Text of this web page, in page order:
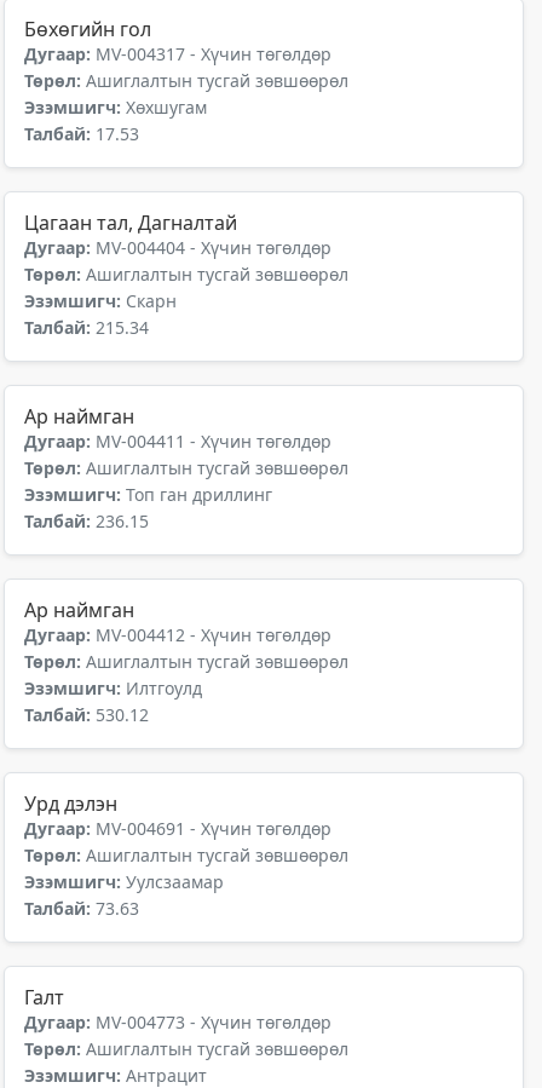
Бөхөгийн гол
Дугаар: MV-004317 - Хүчин төгөлдөр
Төрөл: Ашиглалтын тусгай зөвшөөрөл
Эзэмшигч: Хөхшугам
Талбай: 17.53
Цагаан тал, Дагналтай
Дугаар: MV-004404 - Хүчин төгөлдөр
Төрөл: Ашиглалтын тусгай зөвшөөрөл
Эзэмшигч: Скарн
Талбай: 215.34
Ар наймган
Дугаар: MV-004411 - Хүчин төгөлдөр
Төрөл: Ашиглалтын тусгай зөвшөөрөл
Эзэмшигч: Топ ган дриллинг
Талбай: 236.15
Ар наймган
Дугаар: MV-004412 - Хүчин төгөлдөр
Төрөл: Ашиглалтын тусгай зөвшөөрөл
Эзэмшигч: Илтгоулд
Талбай: 530.12
Урд дэлэн
Дугаар: MV-004691 - Хүчин төгөлдөр
Төрөл: Ашиглалтын тусгай зөвшөөрөл
Эзэмшигч: Уулсзаамар
Талбай: 73.63
Галт
Дугаар: MV-004773 - Хүчин төгөлдөр
Төрөл: Ашиглалтын тусгай зөвшөөрөл
Эзэмшигч: Антрацит